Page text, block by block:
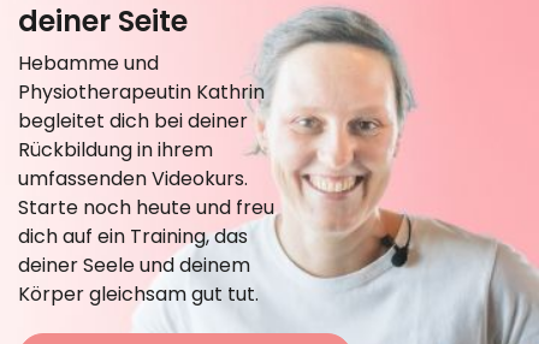
deiner Seite
Hebamme und
Physiotherapeutin Kathrin
begleitet dich bei deiner
Rückbildung in ihrem
umfassenden Videokurs.
Starte noch heute und freu
dich auf ein Training, das
deiner Seele und deinem
Körper gleichsam gut tut.